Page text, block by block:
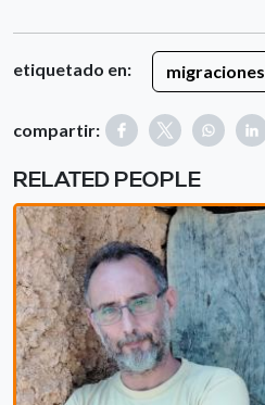
etiquetado en: migraciones
compartir:
RELATED PEOPLE